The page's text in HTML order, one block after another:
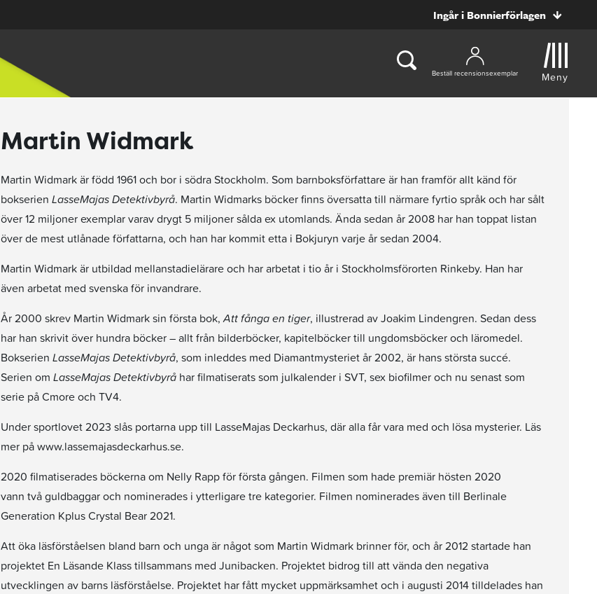
Ingår i Bonnierförlagen
Beställ recensionsexemplar Meny
Martin Widmark
Martin Widmark är född 1961 och bor i södra Stockholm. Som barnboksförfattare är han framför allt känd för
bokserien LasseMajas Detektivbyrå. Martin Widmarks böcker finns översatta till närmare fyrtio språk och har sålt
över 12 miljoner exemplar varav drygt 5 miljoner sålda ex utomlands. Ända sedan år 2008 har han toppat listan
över de mest utlånade författarna, och han har kommit etta i Bokjuryn varje år sedan 2004.
Martin Widmark är utbildad mellanstadielärare och har arbetat i tio år i Stockholmsförorten Rinkeby. Han har
även arbetat med svenska för invandrare.
År 2000 skrev Martin Widmark sin första bok,Att fånga en tiger, illustrerad av Joakim Lindengren. Sedan dess
har han skrivit över hundra böcker – allt från bilderböcker, kapitelböcker till ungdomsböcker och läromedel.
Bokserien LasseMajas Detektivbyrå, som inleddes med Diamantmysteriet år 2002, är hans största succé.
Serien om LasseMajas Detektivbyråhar filmatiserats som julkalender i SVT, sex biofilmer och nu senast som
serie på Cmore och TV4.
Under sportlovet 2023 slås portarna upp till LasseMajas Deckarhus, där alla får vara med och lösa mysterier. Läs
mer på www.lassemajasdeckarhus.se.
2020 filmatiserades böckerna om Nelly Rapp för första gången. Filmen som hade premiär hösten 2020
vann två guldbaggar och nominerades i ytterligare tre kategorier. Filmen nominerades även till Berlinale
Generation Kplus Crystal Bear 2021.
Att öka läsförståelsen bland barn och unga är något som Martin Widmark brinner för, och år 2012 startade han
projektet En Läsande Klass tillsammans med Junibacken. Projektet bidrog till att vända den negativa
utvecklingen av barns läsförståelse. Projektet har fått mycket uppmärksamhet och i augusti 2014 tilldelades han